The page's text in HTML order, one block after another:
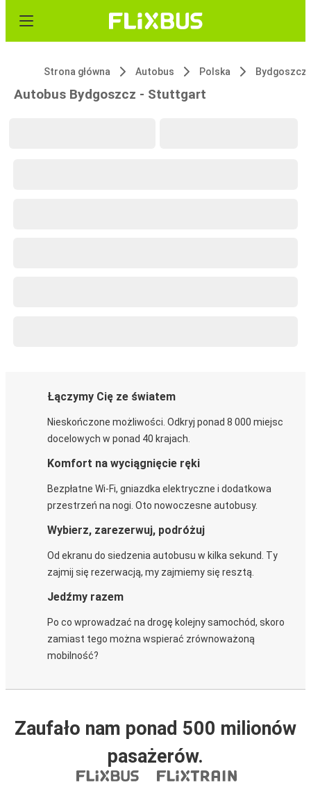
Strona główna Autobus Polska Bydgoszcz
Autobus Bydgoszcz - Stuttgart
Łączymy Cię ze światem
Nieskończone możliwości. Odkryj ponad 8 000 miejsc
docelowych w ponad 40 krajach.
Komfort na wyciągnięcie ręki
Bezpłatne Wi-Fi, gniazdka elektryczne i dodatkowa
przestrzeń na nogi. Oto nowoczesne autobusy.
Wybierz, zarezerwuj, podróżuj
Od ekranu do siedzenia autobusu w kilka sekund. Ty
zajmij się rezerwacją, my zajmiemy się resztą.
Jedźmy razem
Po co wprowadzać na drogę kolejny samochód, skoro
zamiast tego można wspierać zrównoważoną
mobilność?
Zaufało nam ponad 500 milionów
pasażerów.